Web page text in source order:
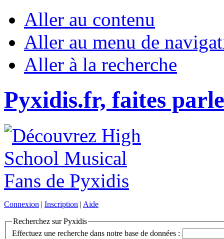
Aller au contenu
Aller au menu de
Aller à la recherche
Pyxidis.fr, faites
Connexion | Inscription | Aide
Recherchez sur Pyxidis
Effectuez une recherche dans notre base de données :